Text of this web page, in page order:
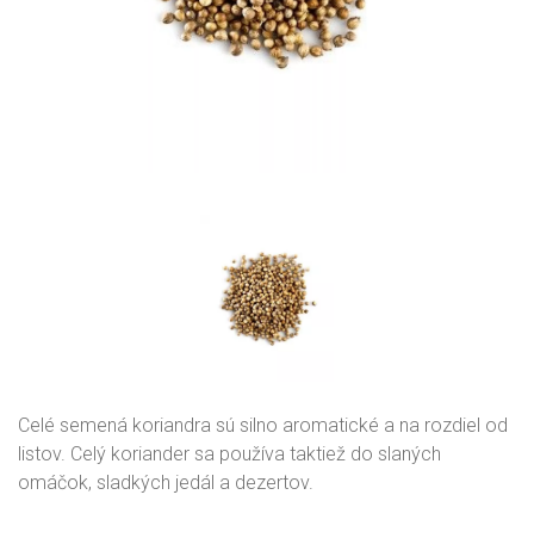
Celé semená koriandra sú silno aromatické a na rozdiel od
listov. Celý koriander sa používa taktiež do slaných
omáčok, sladkých jedál a dezertov.